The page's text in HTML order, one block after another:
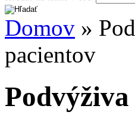
Domov »
pacientov